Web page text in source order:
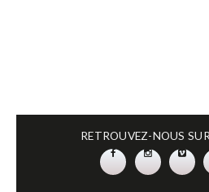
RETROUVEZ-NOUS